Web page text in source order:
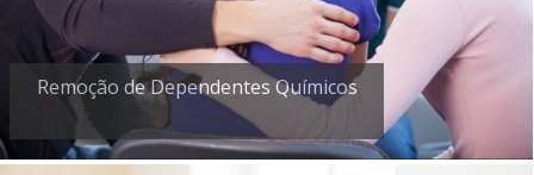
Remoção de Dependentes Químicos